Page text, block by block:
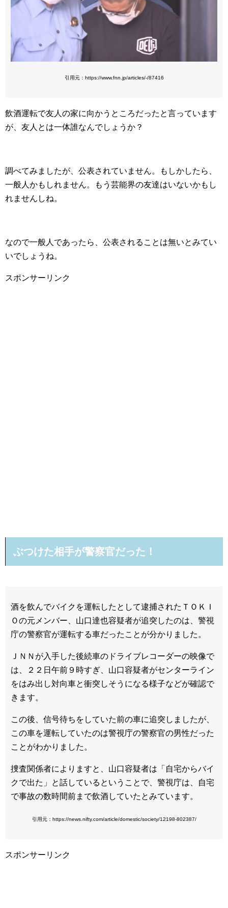
引用元：https://www.fnn.jp/articles/-/87416
飲酒運転で友人の家に向かうところだったと言っています
が、友人とは一体誰なんでしょうか？
調べてみましたが、公表されていません。もしかしたら、
一般人かもしれません。もう芸能界の友達はいないかもし
れませんしね。
なので一般人であったら、公表されることは無いとみてい
いでしょうね。
スポンサーリンク
ぶつけた相手が警察官だった！
酒を飲んでバイクを運転したとして逮捕されたＴＯＫＩ
Ｏの元メンバー、山口達也容疑者が追突したのは、警視
庁の警察官が運転する車だったことが分かりました。
ＪＮＮが入手した後続車のドライブレコーダーの映像で
は、２２日午前９時すぎ、山口容疑者がセンターライン
をはみ出し対向車と衝突しそうになる様子などが確認で
きます。
この後、信号待ちをしていた前の車に追突しましたが、
この車を運転していたのは警視庁の警察官の男性だった
ことがわかりました。
捜査関係者によりますと、山口容疑者は「自宅からバイ
クで出た」と話しているということで、警視庁は、自宅
で事故の数時間前まで飲酒していたとみています。
引用元：https://news.nifty.com/article/domestic/society/12198-802387/
スポンサーリンク